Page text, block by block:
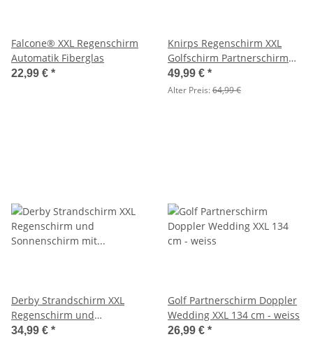
Falcone® XXL Regenschirm
Automatik Fiberglas
22,99 € *
Knirps Regenschirm XXL
Golfschirm Partnerschirm
Automatik schwarz
49,99 € *
Alter Preis:64,99 €
Derby Strandschirm XXL
Regenschirm und
Sonnenschirm mit UV-
34,99 € *
Golf Partnerschirm Doppler
Wedding XXL 134 cm - weiss
26,99 € *